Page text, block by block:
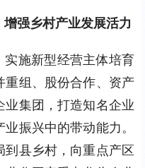
强乡村产业发展活力
实施新型经营主体培育
重组、股份合作、资产
集团，打造知名企业
振兴中的带动能力。
县乡村，向重点产区